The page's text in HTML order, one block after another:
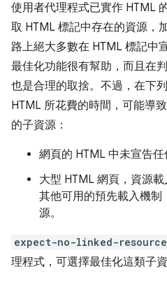
使用者代理程式已實作 HTML
取 HTML 標記中存在的資源，
路上絕大多數在 HTML 標記中
最佳化功能很有幫助，而且在
也是合理的取捨。不過，在下
HTML 所花費的時間，可能導
的子資源：
網頁的 HTML 中未宣告任
大型 HTML 網頁，資源
其他可用的預先載入機制
源。
expect-no-linked-
理程式，可選擇最佳化這類子